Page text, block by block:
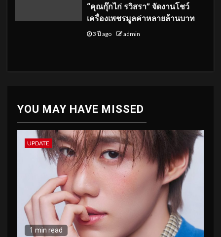
“คุณกุ๊กไก่ รวิสรา” จัดงานโชว์
เครื่องเพชรมูลค่าหลายล้านบาท
3 ปี ago admin
YOU MAY HAVE MISSED
UPDATE
1 min read